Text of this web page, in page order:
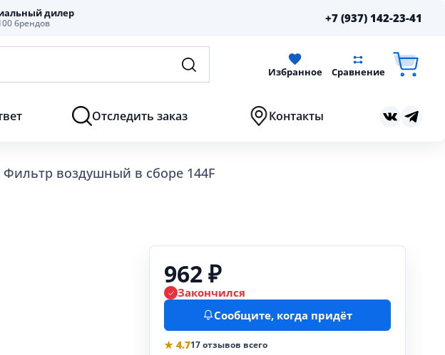
дилер
брендов +7 (937) 142-23-41
Избранное Сравнение
Отследить заказ Контакты
Фильтр воздушный в сборе 144F
962 ₽
Закончился
Сообщите, когда придёт
★ 4.717 отзывов всего